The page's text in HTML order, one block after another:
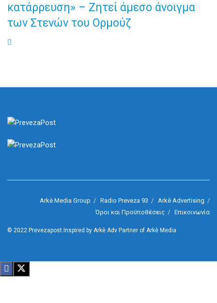
κατάρρευση» – Ζητεί άμεσο άνοιγμα
των Στενών του Ορμούζ
Arkè Media Group Radio Preveza 93
Arkè Advertising
Όροι και Προϋποθέσεις
Επικοινωνία
© 2022 Prevezapost Inspired by Arkè Adv Partner of Arkè Media